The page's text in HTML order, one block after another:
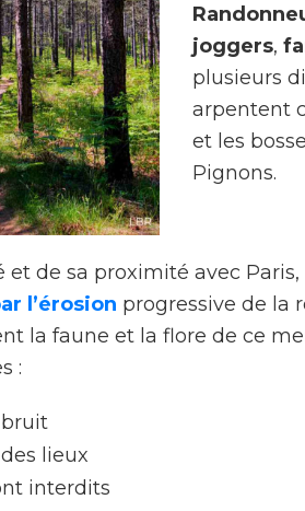
joggers,
plusieurs
arpentent
et les
Pignons.
de sa proximité avec Paris,
l’érosion progressive de la
la faune et la flore de ce
:
lieux
interdits